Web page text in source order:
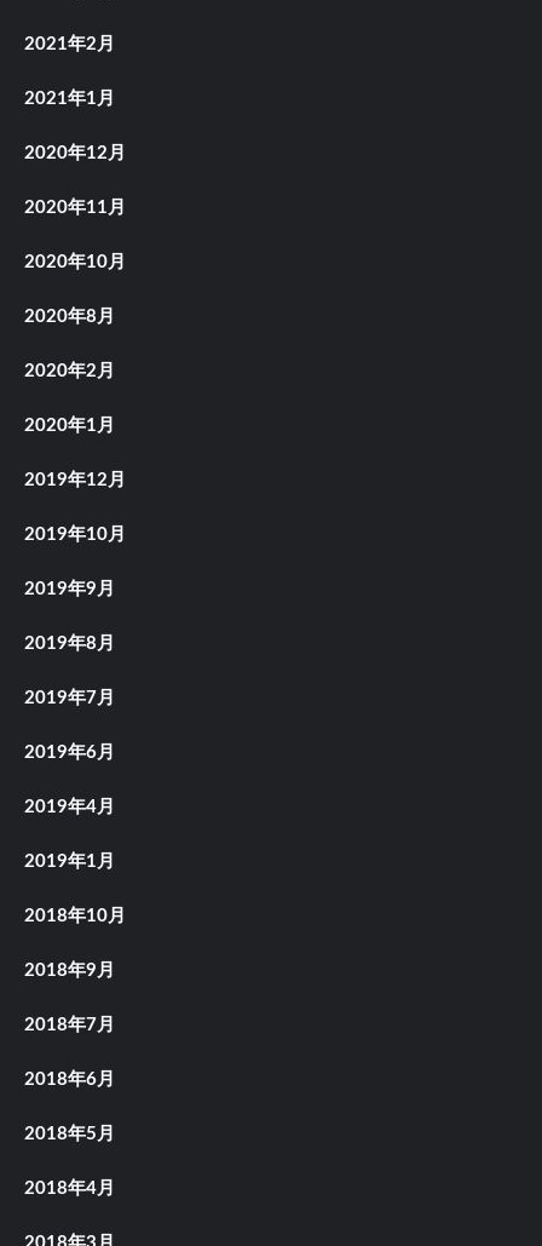
2021年2月
2021年1月
2020年12月
2020年11月
2020年10月
2020年8月
2020年2月
2020年1月
2019年12月
2019年10月
2019年9月
2019年8月
2019年7月
2019年6月
2019年4月
2019年1月
2018年10月
2018年9月
2018年7月
2018年6月
2018年5月
2018年4月